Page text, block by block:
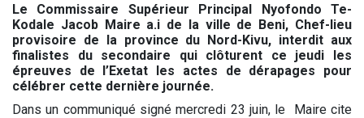
Le Commissaire Supérieur Principal Nyofondo Te-
Kodale Jacob Maire a.i de la ville de Beni, Chef-lieu
provisoire de la province du Nord-Kivu, interdit aux
finalistes du secondaire qui clôturent ce jeudi les
épreuves de l’Exetat les actes de dérapages pour
célébrer cette dernière journée.
Dans un communiqué signé mercredi 23 juin, le Maire cite